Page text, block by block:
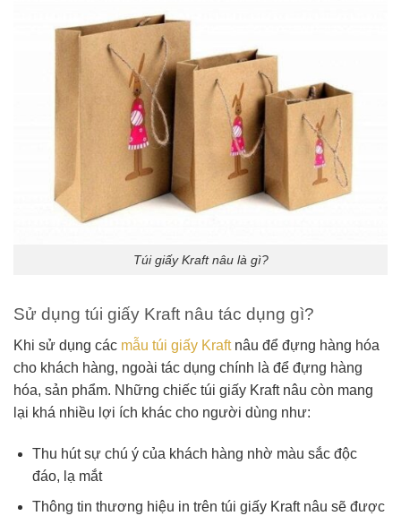
Túi giấy Kraft nâu là gì?
Sử dụng túi giấy Kraft nâu tác dụng gì?
Khi sử dụng các mẫu túi giấy Kraftnâu để đựng hàng hóa
cho khách hàng, ngoài tác dụng chính là để đựng hàng
hóa, sản phẩm. Những chiếc túi giấy Kraft nâu còn mang
lại khá nhiều lợi ích khác cho người dùng như:
Thu hút sự chú ý của khách hàng nhờ màu sắc độc
đáo, lạ mắt
Thông tin thương hiệu in trên túi giấy Kraft nâu sẽ được